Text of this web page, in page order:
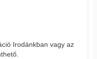
Irodánkban vagy az